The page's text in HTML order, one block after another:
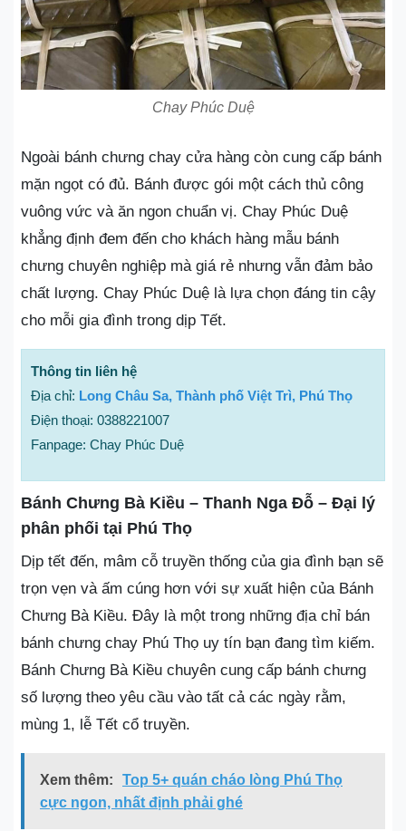
Chay Phúc Duệ
Ngoài bánh chưng chay cửa hàng còn cung cấp bánh
mặn ngọt có đủ. Bánh được gói một cách thủ công
vuông vức và ăn ngon chuẩn vị. Chay Phúc Duệ
khẳng định đem đến cho khách hàng mẫu bánh
chưng chuyên nghiệp mà giá rẻ nhưng vẫn đảm bảo
chất lượng. Chay Phúc Duệ là lựa chọn đáng tin cậy
cho mỗi gia đình trong dịp Tết.
Thông tin liên hệ
Địa chỉ: Long Châu Sa, Thành phố Việt Trì, Phú Thọ
Điện thoại: 0388221007
Fanpage: Chay Phúc Duệ
Bánh Chưng Bà Kiều – Thanh Nga Đỗ – Đại lý
phân phối tại Phú Thọ
Dịp tết đến, mâm cỗ truyền thống của gia đình bạn sẽ
trọn vẹn và ấm cúng hơn với sự xuất hiện của Bánh
Chưng Bà Kiều. Đây là một trong những địa chỉ bán
bánh chưng chay Phú Thọ uy tín bạn đang tìm kiếm.
Bánh Chưng Bà Kiều chuyên cung cấp bánh chưng
số lượng theo yêu cầu vào tất cả các ngày rằm,
mùng 1, lễ Tết cổ truyền.
Xem thêm:
Top 5+ quán cháo lòng Phú Thọ
cực ngon, nhất định phải ghé